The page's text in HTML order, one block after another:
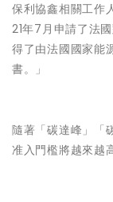
保利協鑫相關工作
21年7月申請了法
得了由法國國家能
書。」
隨著「碳達峰」「
准入門檻將越來越